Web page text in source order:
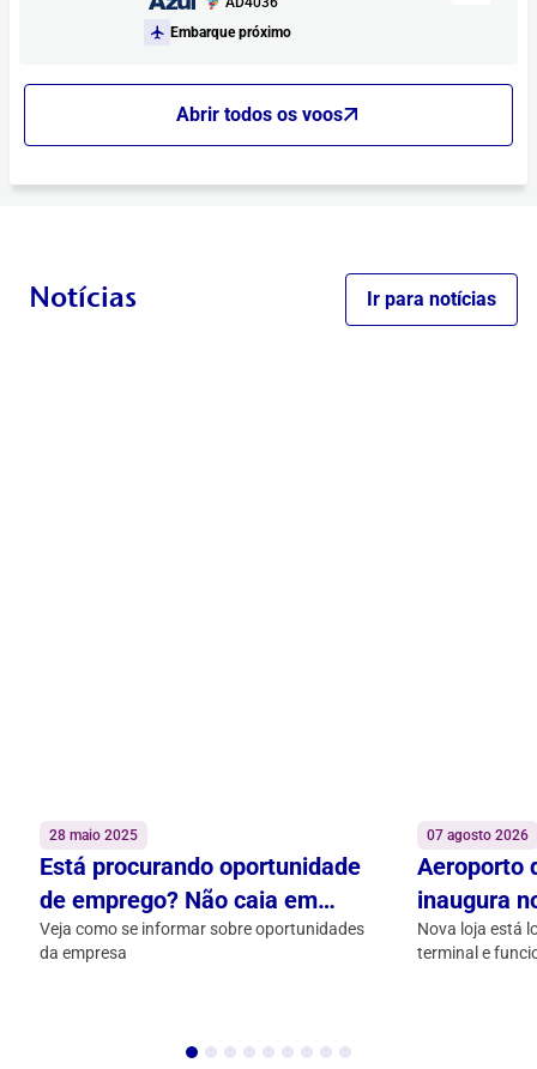
Embarque próximo
Abrir todos os voos
Notícias Ir para notícias
28 maio 2025
Está procurando oportunidade
de emprego? Não caia em
golpes! Confira
Veja como se informar sobre oportunidades
da empresa
07 agosto 2026
Aeroporto
inaugura
Subway
Nova loja está
terminal e